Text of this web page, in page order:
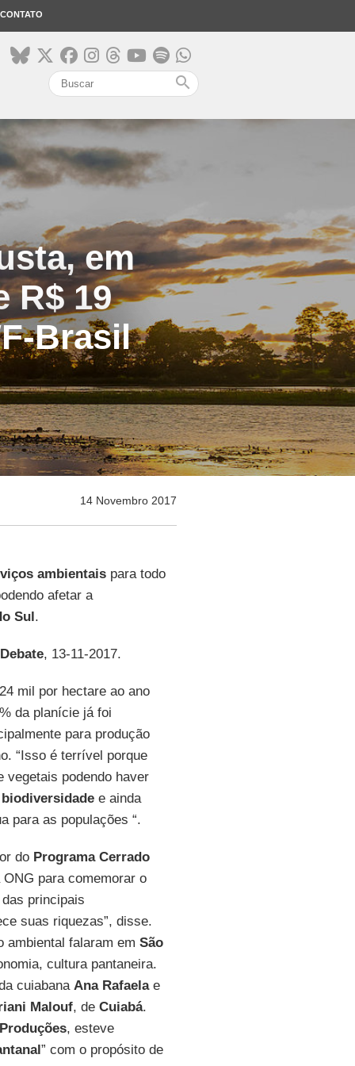
CONTATO
search
em
R$ 19
Brasil
14 Novembro 2017
ambientaispara todo
afetar a
Sul.
, 13-11-2017.
mil por hectare ao ano
da planície já foi
para produção
“Isso é terrível porque
vegetais podendo haver
biodiversidadee ainda
para as populações “.
do Programa Cerrado
para comemorar o
principais
suas riquezas”, disse.
ambiental falaram em São
cultura pantaneira.
cuiabana Ana Rafaelae
Malouf, de Cuiabá.
, esteve
” com o propósito de